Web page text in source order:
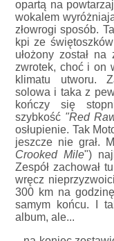
opartą na
wokalem
złowrogi sposób.
kpi ze
ułożony został
zwrotek, choć i on
klimatu utworu.
solowa i taka z
kończy się
szybkość "Red
osłupienie. Tak
jeszcze nie grał.
Crooked Mile")
Zespół zachował
wręcz
300 km na
samym końcu. I
album, ale...